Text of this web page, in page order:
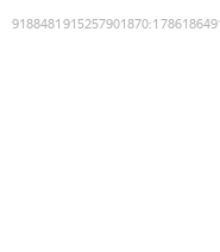
9188481915257901870: